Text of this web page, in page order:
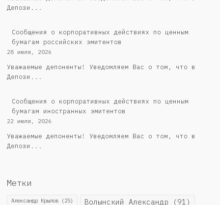
Депози...
Cообщения о корпоративных действиях по ценным
бумагам российских эмитентов
28 июля, 2026
Уважаемые депоненты! Уведомляем Вас о том, что в
Депози...
Сообщения о корпоративных действиях по ценным
бумагам иностранных эмитентов
22 июля, 2026
Уважаемые депоненты! Уведомляем Вас о том, что в
Депози...
Метки
Александр Крылов (25) Волынский Александр (91)